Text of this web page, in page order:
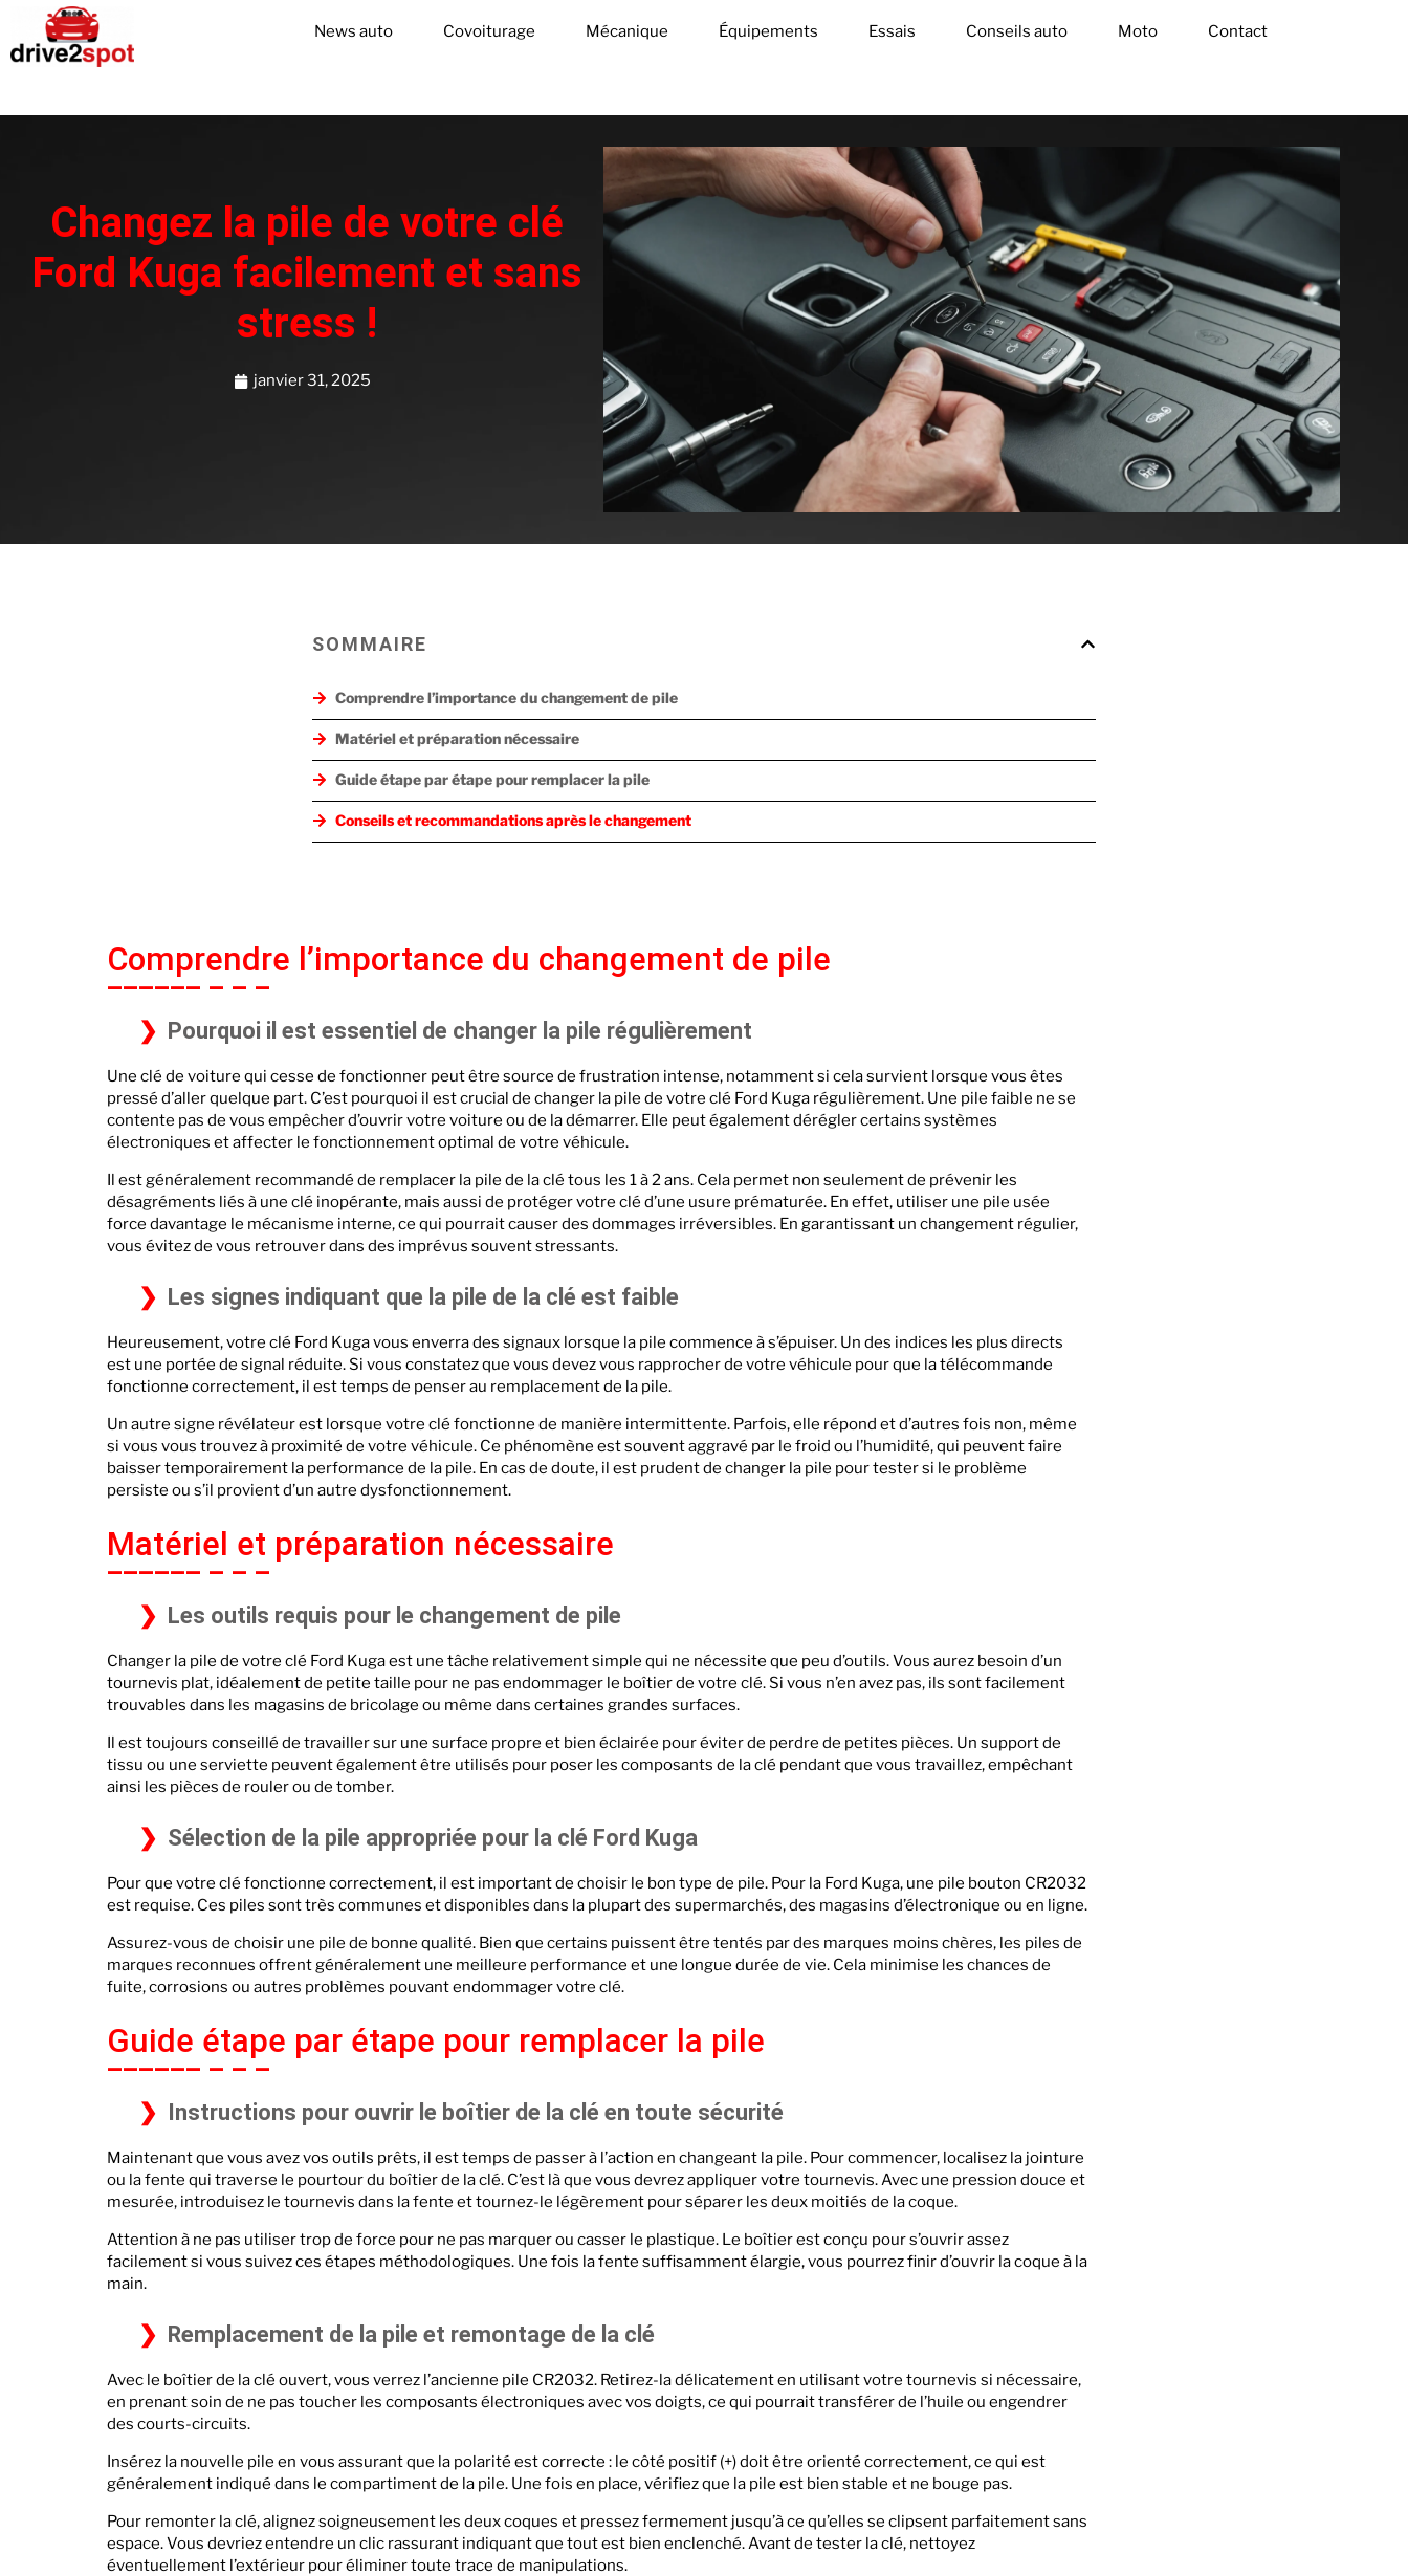
News auto Covoiturage Mécanique Équipements Essais Conseils auto Moto Contact
Changez la pile de votre clé
Ford Kuga facilement et sans
stress !
janvier 31, 2025
SOMMAIRE
Comprendre l’importance du changement de pile
Matériel et préparation nécessaire
Guide étape par étape pour remplacer la pile
Conseils et recommandations après le changement
Comprendre l’importance du changement de pile
Pourquoi il est essentiel de changer la pile régulièrement
Une clé de voiture qui cesse de fonctionner peut être source de frustration intense, notamment si cela survient lorsque vous êtes
pressé d’aller quelque part. C’est pourquoi il est crucial de changer la pile de votre clé Ford Kuga régulièrement. Une pile faible ne se
contente pas de vous empêcher d’ouvrir votre voiture ou de la démarrer. Elle peut également dérégler certains systèmes
électroniques et affecter le fonctionnement optimal de votre véhicule.
Il est généralement recommandé de remplacer la pile de la clé tous les 1 à 2 ans. Cela permet non seulement de prévenir les
désagréments liés à une clé inopérante, mais aussi de protéger votre clé d’une usure prématurée. En effet, utiliser une pile usée
force davantage le mécanisme interne, ce qui pourrait causer des dommages irréversibles. En garantissant un changement régulier,
vous évitez de vous retrouver dans des imprévus souvent stressants.
Les signes indiquant que la pile de la clé est faible
Heureusement, votre clé Ford Kuga vous enverra des signaux lorsque la pile commence à s’épuiser. Un des indices les plus directs
est une portée de signal réduite. Si vous constatez que vous devez vous rapprocher de votre véhicule pour que la télécommande
fonctionne correctement, il est temps de penser au remplacement de la pile.
Un autre signe révélateur est lorsque votre clé fonctionne de manière intermittente. Parfois, elle répond et d’autres fois non, même
si vous vous trouvez à proximité de votre véhicule. Ce phénomène est souvent aggravé par le froid ou l’humidité, qui peuvent faire
baisser temporairement la performance de la pile. En cas de doute, il est prudent de changer la pile pour tester si le problème
persiste ou s’il provient d’un autre dysfonctionnement.
Matériel et préparation nécessaire
Les outils requis pour le changement de pile
Changer la pile de votre clé Ford Kuga est une tâche relativement simple qui ne nécessite que peu d’outils. Vous aurez besoin d’un
tournevis plat, idéalement de petite taille pour ne pas endommager le boîtier de votre clé. Si vous n’en avez pas, ils sont facilement
trouvables dans les magasins de bricolage ou même dans certaines grandes surfaces.
Il est toujours conseillé de travailler sur une surface propre et bien éclairée pour éviter de perdre de petites pièces. Un support de
tissu ou une serviette peuvent également être utilisés pour poser les composants de la clé pendant que vous travaillez, empêchant
ainsi les pièces de rouler ou de tomber.
Sélection de la pile appropriée pour la clé Ford Kuga
Pour que votre clé fonctionne correctement, il est important de choisir le bon type de pile. Pour la Ford Kuga, une pile bouton CR2032
est requise. Ces piles sont très communes et disponibles dans la plupart des supermarchés, des magasins d’électronique ou en ligne.
Assurez-vous de choisir une pile de bonne qualité. Bien que certains puissent être tentés par des marques moins chères, les piles de
marques reconnues offrent généralement une meilleure performance et une longue durée de vie. Cela minimise les chances de
fuite, corrosions ou autres problèmes pouvant endommager votre clé.
Guide étape par étape pour remplacer la pile
Instructions pour ouvrir le boîtier de la clé en toute sécurité
Maintenant que vous avez vos outils prêts, il est temps de passer à l’action en changeant la pile. Pour commencer, localisez la jointure
ou la fente qui traverse le pourtour du boîtier de la clé. C’est là que vous devrez appliquer votre tournevis. Avec une pression douce et
mesurée, introduisez le tournevis dans la fente et tournez-le légèrement pour séparer les deux moitiés de la coque.
Attention à ne pas utiliser trop de force pour ne pas marquer ou casser le plastique. Le boîtier est conçu pour s’ouvrir assez
facilement si vous suivez ces étapes méthodologiques. Une fois la fente suffisamment élargie, vous pourrez finir d’ouvrir la coque à la
main.
Remplacement de la pile et remontage de la clé
Avec le boîtier de la clé ouvert, vous verrez l’ancienne pile CR2032. Retirez-la délicatement en utilisant votre tournevis si nécessaire,
en prenant soin de ne pas toucher les composants électroniques avec vos doigts, ce qui pourrait transférer de l’huile ou engendrer
des courts-circuits.
Insérez la nouvelle pile en vous assurant que la polarité est correcte : le côté positif (+) doit être orienté correctement, ce qui est
généralement indiqué dans le compartiment de la pile. Une fois en place, vérifiez que la pile est bien stable et ne bouge pas.
Pour remonter la clé, alignez soigneusement les deux coques et pressez fermement jusqu’à ce qu’elles se clipsent parfaitement sans
espace. Vous devriez entendre un clic rassurant indiquant que tout est bien enclenché. Avant de tester la clé, nettoyez
éventuellement l’extérieur pour éliminer toute trace de manipulations.